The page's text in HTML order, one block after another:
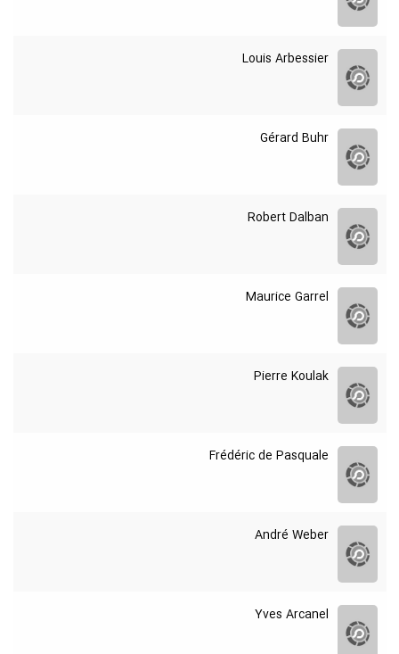
Louis Arbessier
Gérard Buhr
Robert Dalban
Maurice Garrel
Pierre Koulak
Frédéric de Pasquale
André Weber
Yves Arcanel